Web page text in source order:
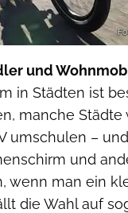
und
in Städten ist
manche
umschulen –
und
wenn man ein
die Wahl auf